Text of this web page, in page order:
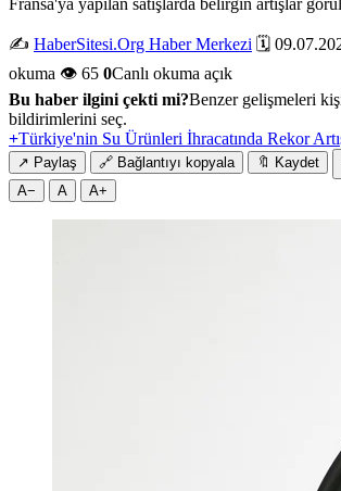
✍️ HaberSitesi.Org Haber Merkezi 🗓️
okuma 👁️ 65 0Canlı okuma açık
Bu haber ilgini çekti mi?Benzer gelişmeleri
bildirimlerini seç.
+Türkiye'nin Su Ürünleri İhracatında Rekor
↗ Paylaş 🔗 Bağlantıyı kopyala 🔖 Kaydet
A−
A A+